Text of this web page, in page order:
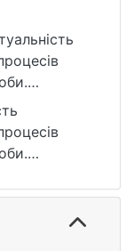
1770
1770